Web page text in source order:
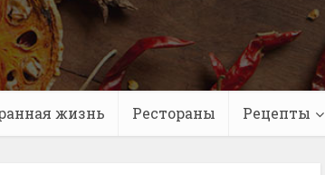
жизнь Рестораны Рецепты